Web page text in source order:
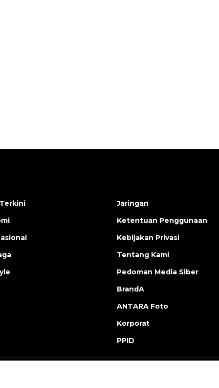
Jaringan
Ketentuan Penggunaan
Kebijakan Privasi
Tentang Kami
Pedoman Media Siber
BrandA
ANTARA Foto
Korporat
PPID